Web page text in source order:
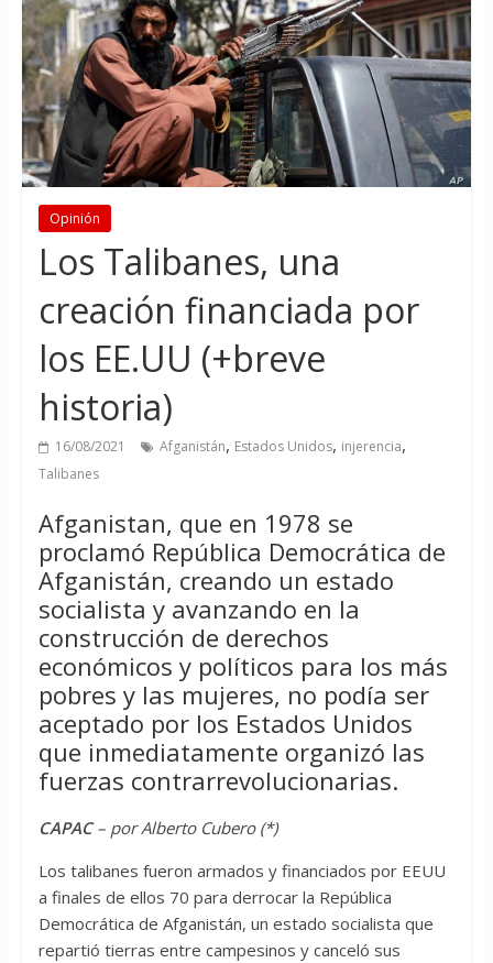
Opinión
Los Talibanes, una
creación financiada por
los EE.UU (+breve
historia)
16/08/2021 Afganistán, Estados Unidos, injerencia,
Talibanes
Afganistan, que en 1978 se
proclamó República Democrática de
Afganistán, creando un estado
socialista y avanzando en la
construcción de derechos
económicos y políticos para los más
pobres y las mujeres, no podía ser
aceptado por los Estados Unidos
que inmediatamente organizó las
fuerzas contrarrevolucionarias.
CAPAC– por Alberto Cubero (*)
Los talibanes fueron armados y financiados por EEUU
a finales de ellos 70 para derrocar la República
Democrática de Afganistán, un estado socialista que
repartió tierras entre campesinos y canceló sus